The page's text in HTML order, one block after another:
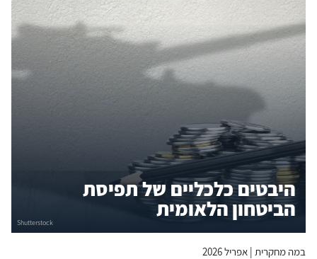
היבטים כלכליים של תפיסת
הביטחון הלאומית
במה מחקרית | אפריל 2026